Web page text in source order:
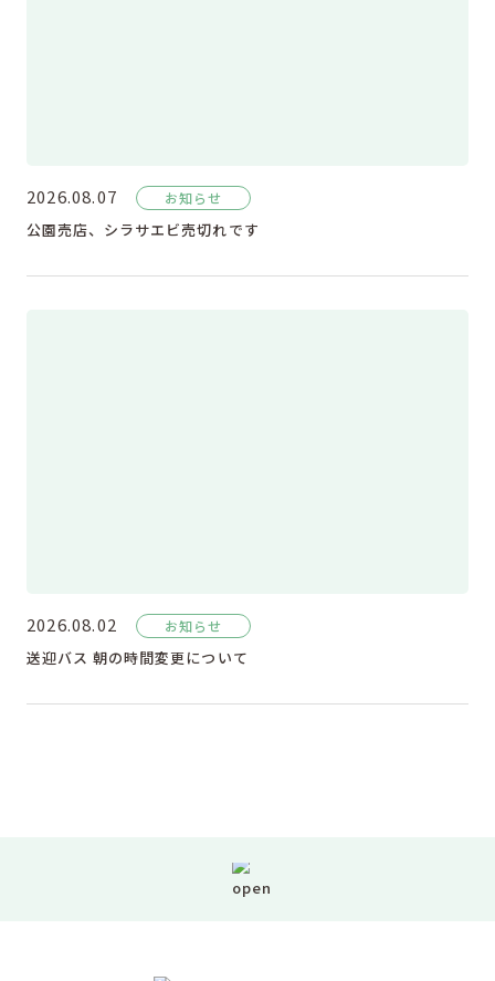
2026.08.07 お知らせ
公園売店、シラサエビ売切れです
2026.08.02 お知らせ
送迎バス 朝の時間変更について